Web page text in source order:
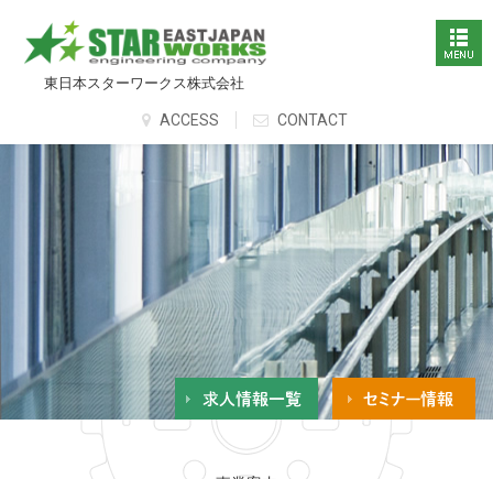
東日本スターワークス株式会社
ACCESS CONTACT